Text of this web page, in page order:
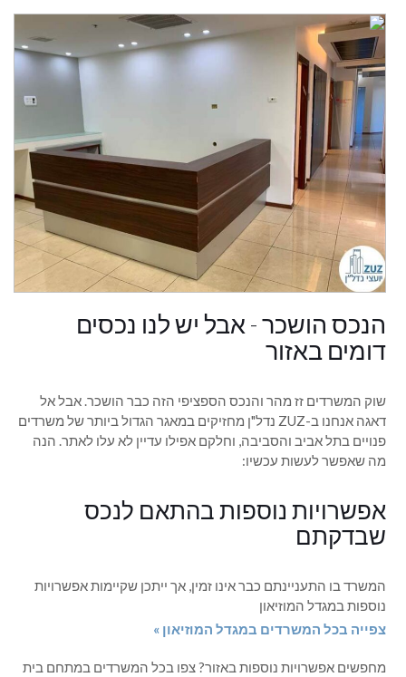
הנכס הושכר - אבל יש לנו נכסים
דומים באזור
שוק המשרדים זז מהר והנכס הספציפי הזה כבר הושכר. אבל אל
דאגה אנחנו ב-ZUZ נדל"ן מחזיקים במאגר הגדול ביותר של משרדים
פנויים בתל אביב והסביבה, וחלקם אפילו עדיין לא עלו לאתר. הנה
מה שאפשר לעשות עכשיו:
אפשרויות נוספות בהתאם לנכס
שבדקתם
המשרד בו התעניינתם כבר אינו זמין, אך ייתכן שקיימות אפשרויות
נוספות במגדל המוזיאון
צפייה בכל המשרדים במגדל המוזיאון »
מחפשים אפשרויות נוספות באזור? צפו בכל המשרדים במתחם בית